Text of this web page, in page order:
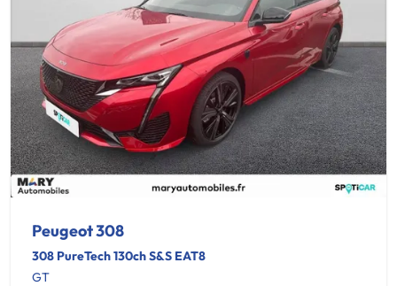
Peugeot 308
308 PureTech 130ch S&S EAT8
GT